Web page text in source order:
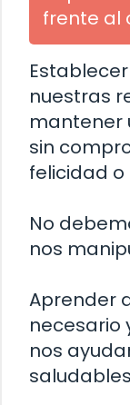
frente al
nuestras
mantener
sin
felicidad
No
nos
Aprender
necesario
nos